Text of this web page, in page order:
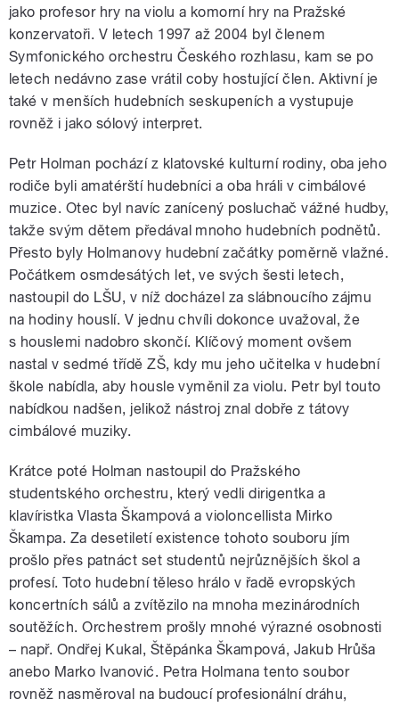
jako profesor hry na violu a komorní hry na Pražské
konzervatoři. V letech 1997 až 2004 byl členem
Symfonického orchestru Českého rozhlasu, kam se po
letech nedávno zase vrátil coby hostující člen. Aktivní je
také v menších hudebních seskupeních a vystupuje
rovněž i jako sólový interpret.
Petr Holman pochází z klatovské kulturní rodiny, oba jeho
rodiče byli amatérští hudebníci a oba hráli v cimbálové
muzice. Otec byl navíc zanícený posluchač vážné hudby,
takže svým dětem předával mnoho hudebních podnětů.
Přesto byly Holmanovy hudební začátky poměrně vlažné.
Počátkem osmdesátých let, ve svých šesti letech,
nastoupil do LŠU, v níž docházel za slábnoucího zájmu
na hodiny houslí. V jednu chvíli dokonce uvažoval, že
s houslemi nadobro skončí. Klíčový moment ovšem
nastal v sedmé třídě ZŠ, kdy mu jeho učitelka v hudební
škole nabídla, aby housle vyměnil za violu. Petr byl touto
nabídkou nadšen, jelikož nástroj znal dobře z tátovy
cimbálové muziky.
Krátce poté Holman nastoupil do Pražského
studentského orchestru, který vedli dirigentka a
klavíristka Vlasta Škampová a violoncellista Mirko
Škampa. Za desetiletí existence tohoto souboru jím
prošlo přes patnáct set studentů nejrůznějších škol a
profesí. Toto hudební těleso hrálo v řadě evropských
koncertních sálů a zvítězilo na mnoha mezinárodních
soutěžích. Orchestrem prošly mnohé výrazné osobnosti
– např. Ondřej Kukal, Štěpánka Škampová, Jakub Hrůša
anebo Marko Ivanović. Petra Holmana tento soubor
rovněž nasměroval na budoucí profesionální dráhu,